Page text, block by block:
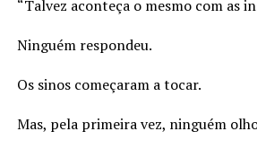
“Talvez aconteça o mesmo com as
Ninguém respondeu.
Os sinos começaram a tocar.
Mas, pela primeira vez, ninguém